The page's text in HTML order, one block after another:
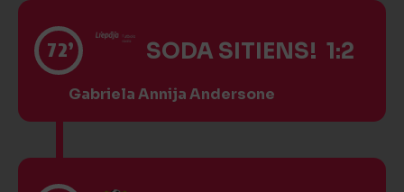
72’ SODA SITIENS! 1:2
Gabriela Annija Andersone